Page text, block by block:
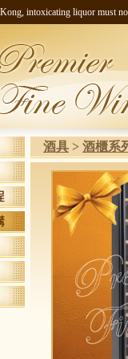
intoxicating liquor must
酒具 > 酒櫃系